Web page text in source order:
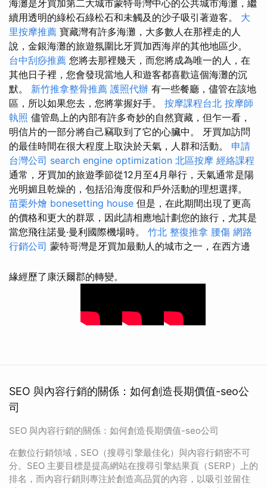
海灘是牙買加第二大城市蒙特哥灣中心的公共城市海灘，繼
續用透明的綠松石綠松石和未觸及的沙子吸引著遊客。 大
里按摩推薦 寶藏灣有許多海灘，大多數人在那裡走的人
說，金銀海灘的旅遊氛圍比牙買加西海岸的其他地區少。
台中刮痧推薦 您將去那裡幾天，而您將成為唯一的人，在
其他日子裡，您會發現當地人和遊客都喜歡這個海灘的沉
默。 新竹推拿整骨推薦 護照代辦 有一些餐廳，儘管在該地
區，所以如果您去，您將掌握好手。 按摩課程台北 按摩師
執照 儘管島上的內部有許多奇妙的自然寶藏，但乍一看，
明信片的一部分將自己竊取到了它的心臟中。 牙買加訪問
的最佳時間在很大程度上取決於天氣，人群和活動。 申請
台灣公司 search engine optimization 北區按摩 經絡課程
通常，牙買加的旅遊季節從12月至4月舉行，天氣通常是陽
光明媚且乾燥的，包括沿海度假和戶外活動的理想選擇。
苗栗外燴 bonesetting house 但是，在此期間出現了更高
的價格和更大的群眾，因此請相應地計劃您的旅行，尤其是
當您飛往諾曼·曼利國際機場時。 竹北 整復推拿 腰傷 網路
行銷公司 蒙特哥灣是牙買加最動人的城市之一，在西方邊
緣經歷了康沃爾郡的轉變。
SEO 與內容行銷的關係：如何創造長期價值-seo公
司
SEO 與內容行銷的關係：如何創造長期價值-seo公司
在數位行銷領域，SEO（搜尋引擎最佳化）與內容行銷密不可
分。SEO 主要目標是提高網站在搜尋引擎結果頁（SERP）上的
排名，而內容行銷則專注於創造高品質的內容，以吸引並留住